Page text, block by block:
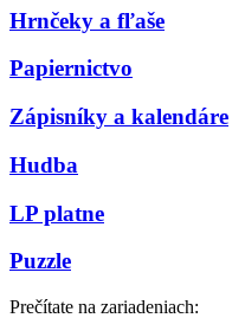
Hrnčeky a fľaše
Papiernictvo
Zápisníky a kalendáre
Hudba
LP platne
Puzzle
Prečítate na zariadeniach: